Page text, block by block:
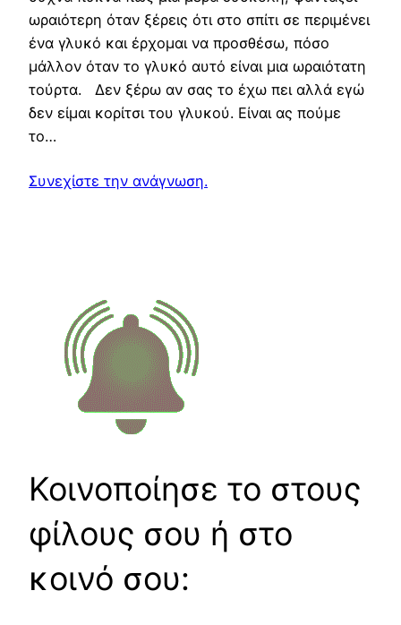
ωραιότερη όταν ξέρεις ότι στο σπίτι σε περιμένει
ένα γλυκό και έρχομαι να προσθέσω, πόσο
μάλλον όταν το γλυκό αυτό είναι μια ωραιότατη
τούρτα. Δεν ξέρω αν σας το έχω πει αλλά εγώ
δεν είμαι κορίτσι του γλυκού. Είναι ας πούμε
το…
Συνεχίστε την ανάγνωση.
Κοινοποίησε το στους
φίλους σου ή στο
κοινό σου: